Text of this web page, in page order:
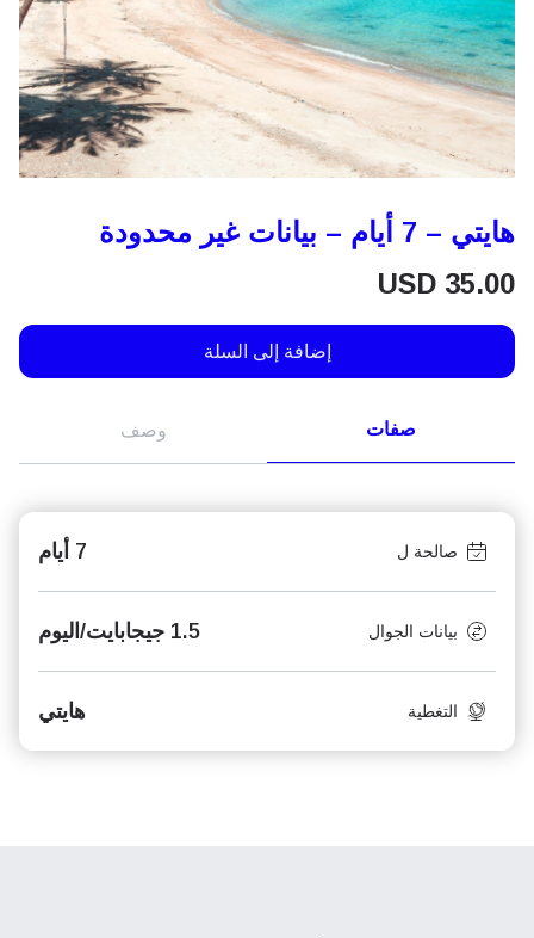
هايتي – 7 أيام – بيانات غير محدودة
USD 35.00
إضافة إلى السلة
صفات وصف
صالحة ل 7 أيام
بيانات الجوال 1.5 جيجابايت/اليوم
التغطية هايتي